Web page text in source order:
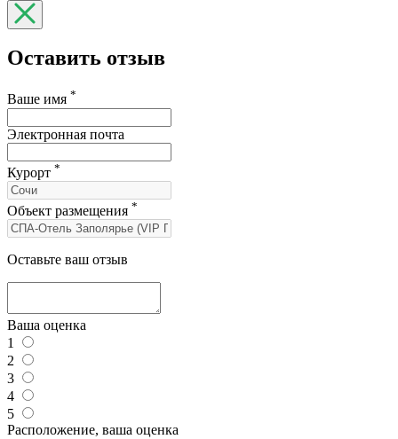
Оставить отзыв
Ваше имя *
Электронная почта
Курорт *
Объект размещения *
Оставьте ваш отзыв
Ваша оценка
1
2
3
4
5
Расположение, ваша оценка